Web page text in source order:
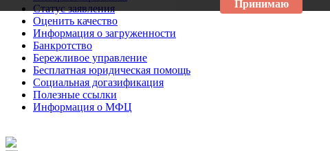
Статус заявления
Оценить качество
Информация о загруженности
Банкротство
Бережливое управление
Бесплатная юридическая помощь
Социальная догазификация
Полезные ссылки
Информация о МФЦ
Принимаю